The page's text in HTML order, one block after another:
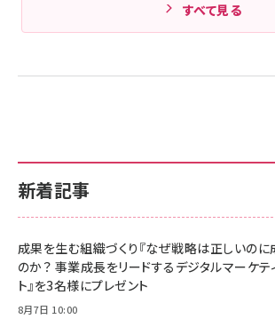
新着記事
成果を生む組織づくり『なぜ戦略は正しいの
のか？ 事業成長をリードするデジタルマーケテ
ト』を3名様にプレゼント
8月7日 10:00
すべて見る